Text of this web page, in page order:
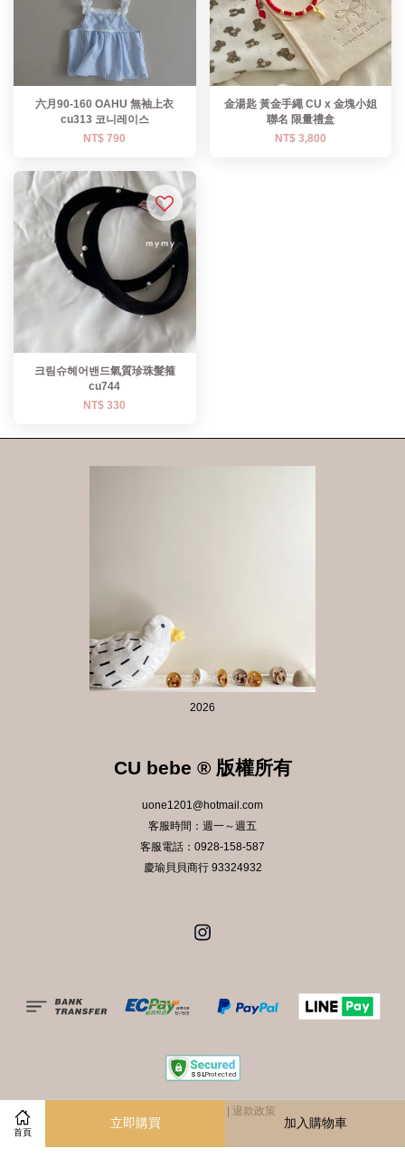
首頁
立即購買 加入購物車
六月90-160 OAHU 無袖上衣
cu313 코니레이스
NT$ 790
金湯匙 黃金手繩 CU x 金塊小姐
聯名 限量禮盒
NT$ 3,800
크림슈헤어밴드氣質珍珠髮箍
cu744
NT$ 330
2026
CU bebe ® 版權所有
uone1201@hotmail.com
客服時間：週一～週五
客服電話：0928-158-587
慶瑜貝貝商行 93324932
| 退款政策